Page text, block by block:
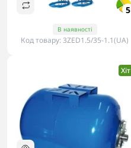
5
В наявності
Код товару: 3ZED1.5/35-1.1(UA)
Хіт